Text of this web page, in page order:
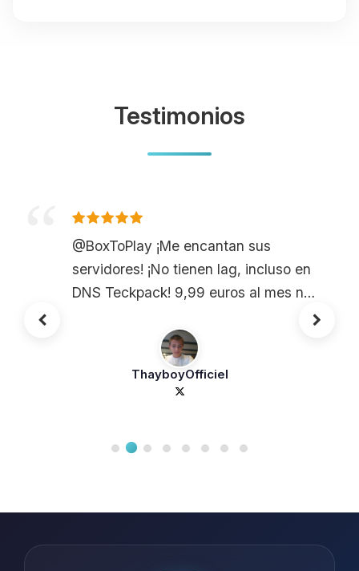
Testimonios
@BoxToPlay ¡Me encantan sus
servidores! ¡No tienen lag, incluso en
DNS Teckpack! 9,99 euros al mes no
ThayboyOfficiel